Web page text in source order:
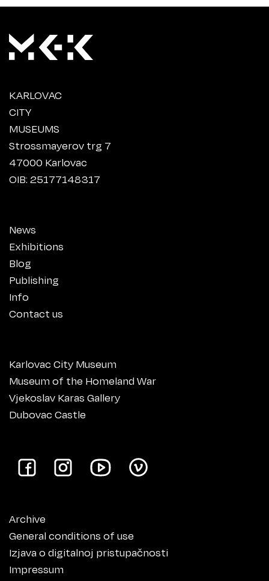
KARLOVAC
CITY
MUSEUMS
Strossmayerov trg 7
47000 Karlovac
OIB: 25177148317
News
Exhibitions
Blog
Publishing
Info
Contact us
Karlovac City Museum
Museum of the Homeland War
Vjekoslav Karas Gallery
Dubovac Castle
Archive
General conditions of use
Izjava o digitalnoj pristupačnosti
Impressum